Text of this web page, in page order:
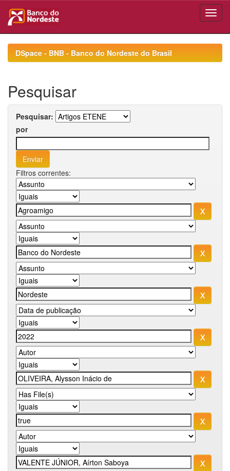
navigationDSpace - BNB - Banco do Nordeste do Brasil
Pesquisar
Pesquisar:
por
Filtros correntes: